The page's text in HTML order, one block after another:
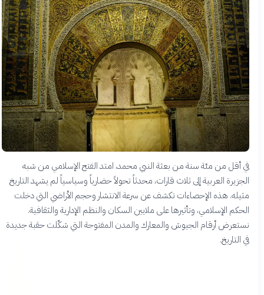
في أقل من مئة سنة من بعثة النبي محمد، امتد الفتح الإسلامي من شبه
الجزيرة العربية إلى ثلاث قارات، محدثاً تحولاً حضارياً وسياسياً لم يشهد التاريخ
مثيله. هذه الإحصاءات تكشف عن سرعة الانتشار وحجم الأراضي التي دخلت
الحكم الإسلامي، وتأثيرها على ملايين السكان والنظم الإدارية والثقافية.
نستعرض أرقام الجيوش والمعارك والمدن المفتوحة التي شكّلت حقبة جديدة
في التاريخ.